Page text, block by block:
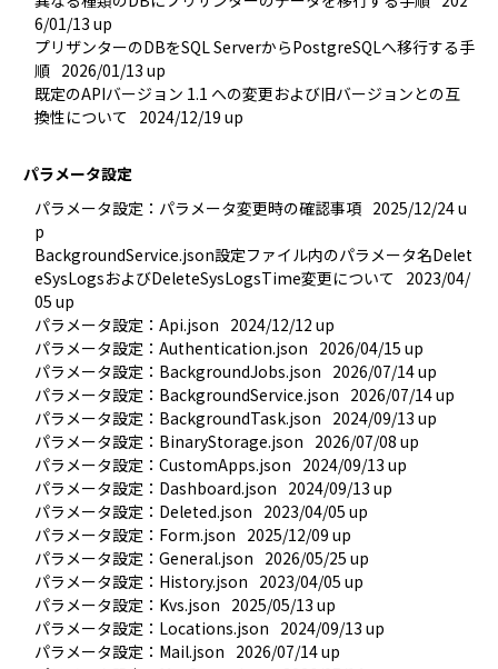
6/01/13 up
プリザンターのDBをSQL ServerからPostgreSQLへ移行する手
順 2026/01/13 up
既定のAPIバージョン 1.1 への変更および旧バージョンとの互
換性について
2024/12/19 up
パラメータ設定
パラメータ設定：パラメータ変更時の確認事項 2025/12/24 u
p
BackgroundService.json設定ファイル内のパラメータ名Delet
eSysLogsおよびDeleteSysLogsTime変更について
2023/04/
05 up
パラメータ設定：Api.json 2024/12/12 up
パラメータ設定：Authentication.json 2026/04/15 up
パラメータ設定：BackgroundJobs.json 2026/07/14 up
パラメータ設定：BackgroundService.json 2026/07/14 up
パラメータ設定：BackgroundTask.json 2024/09/13 up
パラメータ設定：BinaryStorage.json 2026/07/08 up
パラメータ設定：CustomApps.json 2024/09/13 up
パラメータ設定：Dashboard.json 2024/09/13 up
パラメータ設定：Deleted.json 2023/04/05 up
パラメータ設定：Form.json 2025/12/09 up
パラメータ設定：General.json 2026/05/25 up
パラメータ設定：History.json 2023/04/05 up
パラメータ設定：Kvs.json 2025/05/13 up
パラメータ設定：Locations.json 2024/09/13 up
パラメータ設定：Mail.json 2026/07/14 up